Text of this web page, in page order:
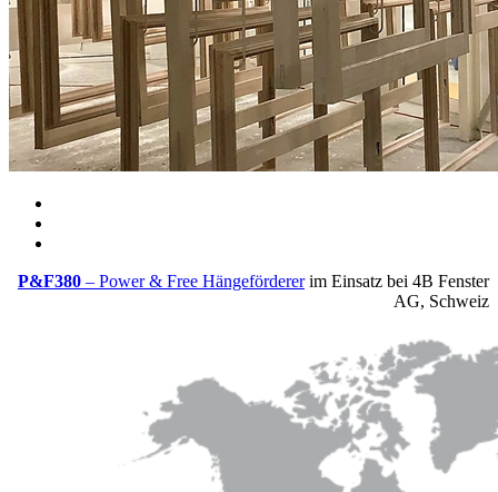
P&F380 – Power & Free Hängefördererim Einsatz bei 4B Fenster
AG, Schweiz